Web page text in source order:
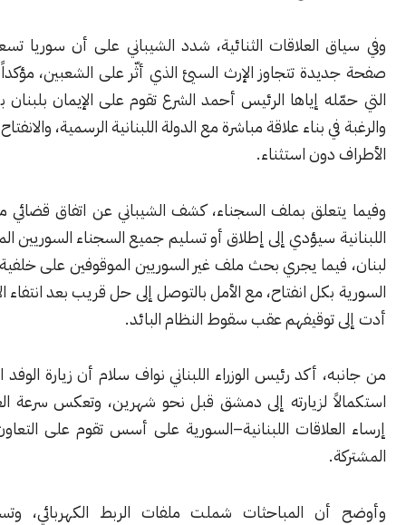
العلاقات الثنائية، شدد الشيباني على أن سوريا تسعى إلى فتح
تتجاوز الإرث السيئ الذي أثّر على الشعبين، مؤكداً أن الرسالة
إياها الرئيس أحمد الشرع تقوم على الإيمان بلبنان بكل أطيافه
بناء علاقة مباشرة مع الدولة اللبنانية الرسمية، والانفتاح على جميع
دون استثناء.
بملف السجناء، كشف الشيباني عن اتفاق قضائي مع الحكومة
سيؤدي إلى إطلاق أو تسليم جميع السجناء السوريين الموجودين في
يجري بحث ملف غير السوريين الموقوفين على خلفية دعم الثورة
انفتاح، مع الأمل بالتوصل إلى حل قريب بعد انتفاء الأسباب التي
عقب سقوط النظام البائد.
أكد رئيس الوزراء اللبناني نواف سلام أن زيارة الوفد السوري تأتي
لزيارته إلى دمشق قبل نحو شهرين، وتعكس سرعة العمل لإعادة
اللبنانية–السورية على أسس تقوم على التعاون والمصالح
المباحثات شملت ملفات الربط الكهربائي، وتسهيل حركة